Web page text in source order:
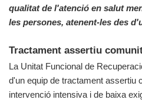
qualitat de l'atenció en salut
les persones, atenent-les des
Tractament assertiu
La Unitat Funcional de
d'un equip de tractament assertiu
intervenció intensiva i de baixa